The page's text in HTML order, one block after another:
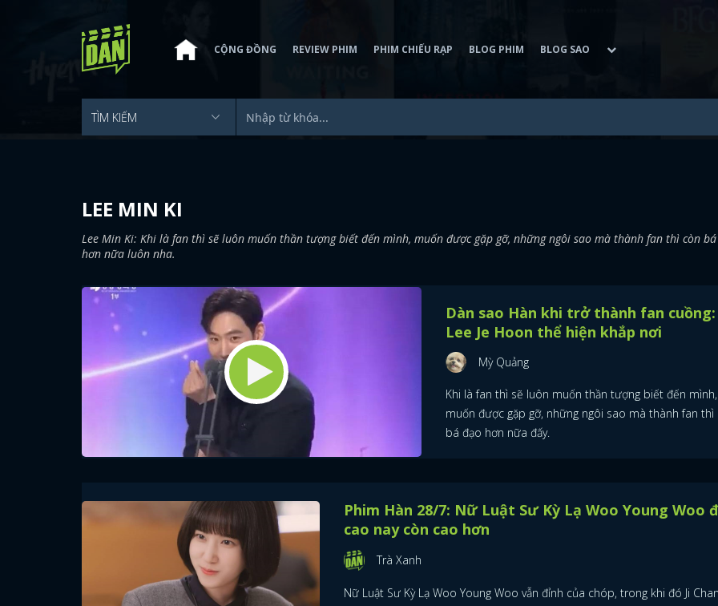
CỘNG ĐỒNG REVIEW PHIM PHIM CHIẾU RẠP BLOG PHIM BLOG SAO
LEE MIN KI
Lee Min Ki: Khi là fan thì sẽ luôn muốn thần tượng biết đến mình, muốn được gặp gỡ, những ngôi sao mà thành fan thì còn
hơn nữa luôn nha.
Dàn sao Hàn khi trở thành fan cuồng:
Lee Je Hoon thể hiện khắp nơi
Mỳ Quảng
Khi là fan thì sẽ luôn muốn thần tượng biết đến mình,
muốn được gặp gỡ, những ngôi sao mà thành fan thì
bá đạo hơn nữa đấy.
Phim Hàn 28/7: Nữ Luật Sư Kỳ Lạ Woo Young Woo
cao nay còn cao hơn
Trà Xanh
Nữ Luật Sư Kỳ Lạ Woo Young Woo vẫn đỉnh của chóp, trong khi đó Ji